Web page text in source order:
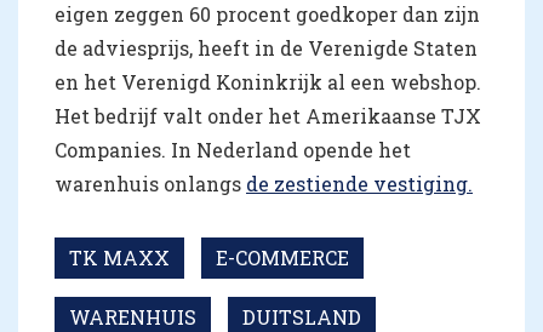
eigen zeggen 60 procent goedkoper dan zijn
de adviesprijs, heeft in de Verenigde Staten
en het Verenigd Koninkrijk al een webshop.
Het bedrijf valt onder het Amerikaanse TJX
Companies. In Nederland opende het
warenhuis onlangs de zestiende vestiging.
TK MAXX E-COMMERCE
WARENHUIS DUITSLAND